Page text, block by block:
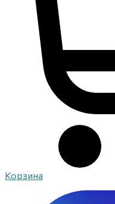
Корзина